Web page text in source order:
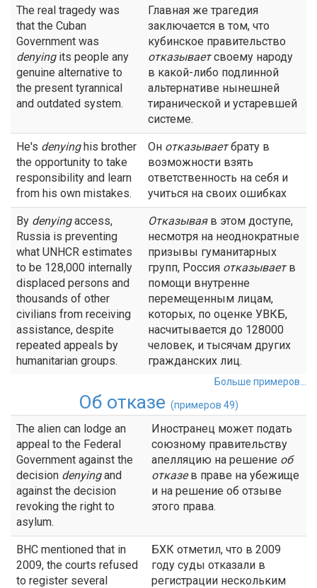
The real tragedy was
that the Cuban
Government was
denyingits people any
genuine alternative to
the present tyrannical
and outdated system.
Главная же трагедия
заключается в том, что
кубинское правительство
отказываетсвоему народу
в какой-либо подлинной
альтернативе нынешней
тиранической и устаревшей
системе.
He's denyinghis brother
the opportunity to take
responsibility and learn
from his own mistakes.
Он отказываетбрату в
возможности взять
ответственность на себя и
учиться на своих ошибках
By denyingaccess,
Russia is preventing
what UNHCR estimates
to be 128,000 internally
displaced persons and
thousands of other
civilians from receiving
assistance, despite
repeated appeals by
humanitarian groups.
Отказываяв этом доступе,
несмотря на неоднократные
призывы гуманитарных
групп, Россия отказываетв
помощи внутренне
перемещенным лицам,
которых, по оценке УВКБ,
насчитывается до 128000
человек, и тысячам других
гражданских лиц.
Больше примеров...
Об отказе (примеров 49)
The alien can lodge an
appeal to the Federal
Government against the
decision denyingand
against the decision
revoking the right to
asylum.
Иностранец может подать
союзному правительству
апелляцию на решение об
отказев праве на убежище
и на решение об отзыве
этого права.
BHC mentioned that in
2009, the courts refused
to register several
БХК отметил, что в 2009
году суды отказали в
регистрации нескольким